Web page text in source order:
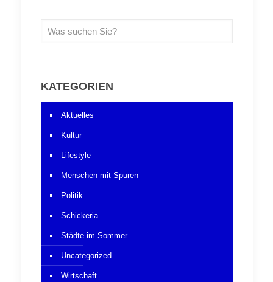
KATEGORIEN
Aktuelles
Kultur
Lifestyle
Menschen mit Spuren
Politik
Schickeria
Städte im Sommer
Uncategorized
Wirtschaft